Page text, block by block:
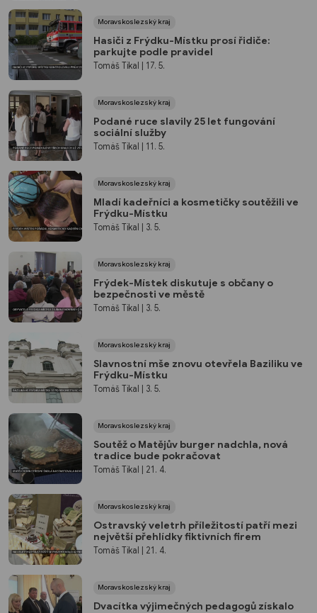
Moravskoslezský kraj
Hasiči z Frýdku-Místku prosí řidiče:
parkujte podle pravidel
Tomáš Tikal | 17. 5.
Moravskoslezský kraj
Podané ruce slavily 25 let fungování
sociální služby
Tomáš Tikal | 11. 5.
Moravskoslezský kraj
Mladí kadeřníci a kosmetičky soutěžili ve
Frýdku-Místku
Tomáš Tikal | 3. 5.
Moravskoslezský kraj
Frýdek-Místek diskutuje s občany o
bezpečnosti ve městě
Tomáš Tikal | 3. 5.
Moravskoslezský kraj
Slavnostní mše znovu otevřela Baziliku ve
Frýdku-Místku
Tomáš Tikal | 3. 5.
Moravskoslezský kraj
Soutěž o Matějův burger nadchla, nová
tradice bude pokračovat
Tomáš Tikal | 21. 4.
Moravskoslezský kraj
Ostravský veletrh příležitostí patří mezi
největší přehlídky fiktivních firem
Tomáš Tikal | 21. 4.
Moravskoslezský kraj
Dvacítka výjimečných pedagogů získalo